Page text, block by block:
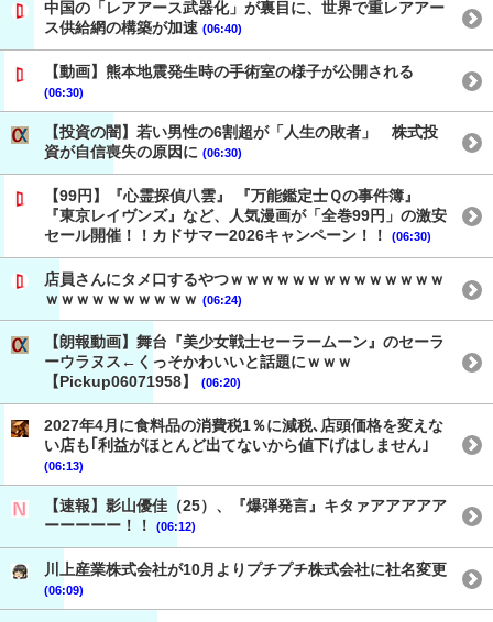
中国の「レアアース武器化」が裏目に、世界で重レアアー
ス供給網の構築が加速 (06:40)
【動画】熊本地震発生時の手術室の様子が公開される
(06:30)
【投資の闇】若い男性の6割超が「人生の敗者」 株式投
資が自信喪失の原因に (06:30)
【99円】『心霊探偵八雲』 『万能鑑定士Ｑの事件簿』
『東京レイヴンズ』など、人気漫画が「全巻99円」の激安
セール開催！！カドサマー2026キャンペーン！！
(06:30)
店員さんにタメ口するやつｗｗｗｗｗｗｗｗｗｗｗｗｗｗ
ｗｗｗｗｗｗｗｗｗｗ (06:24)
【朗報動画】舞台『美少女戦士セーラームーン』のセーラ
ーウラヌス←くっそかわいいと話題にｗｗｗ
【Pickup06071958】
(06:20)
2027年4月に食料品の消費税1％に減税､店頭価格を変えな
い店も｢利益がほとんど出てないから値下げはしません｣
(06:13)
【速報】影山優佳（25）、『爆弾発言』キタァアアアアア
ーーーーー！！
(06:12)
川上産業株式会社が10月よりプチプチ株式会社に社名変更
(06:09)